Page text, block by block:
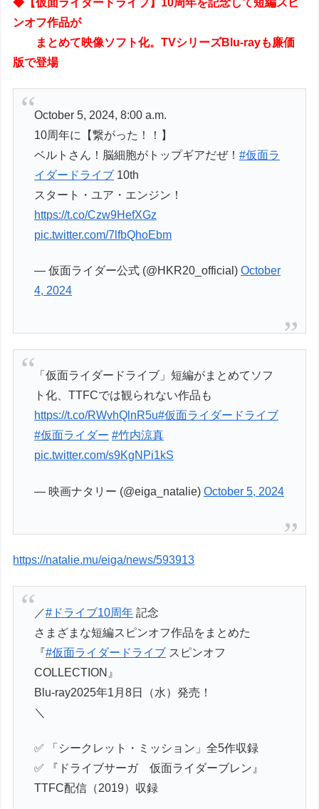
ンオフ作品が
まとめて映像ソフト化。TVシリーズBlu-rayも廉価
版で登場
October 5, 2024, 8:00 a.m.
10周年に【繋がった！！】
ベルトさん！脳細胞がトップギアだぜ！#仮面ラ
イダードライブ 10th
スタート・ユア・エンジン！
https://t.co/Czw9HefXGz
pic.twitter.com/7lfbQhoEbm
— 仮面ライダー公式 (@HKR20_official)October
4, 2024
「仮面ライダードライブ」短編がまとめてソフ
ト化、TTFCでは観られない作品も
https://t.co/RWvhQlnR5u#仮面ライダードライブ
#仮面ライダー #竹内涼真
pic.twitter.com/s9KgNPi1kS
— 映画ナタリー (@eiga_natalie)October 5, 2024
https://natalie.mu/eiga/news/593913
／#ドライブ10周年 記念
さまざまな短編スピンオフ作品をまとめた
『#仮面ライダードライブ スピンオフ
COLLECTION』
Blu-ray2025年1月8日（水）発売！
＼
✅ 「シークレット・ミッション」全5作収録
✅ 『ドライブサーガ 仮面ライダーブレン』
TTFC配信（2019）収録